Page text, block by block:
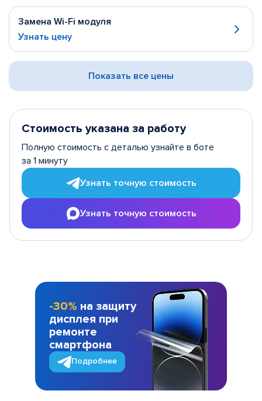
Замена Wi-Fi модуля
Узнать цену
Показать все цены
Стоимость указана за работу
Полную стоимость с деталью узнайте в боте
за 1 минуту
Узнать точную стоимость
Узнать точную стоимость
-30% на защиту
дисплея при
ремонте
смартфона
Подробнее